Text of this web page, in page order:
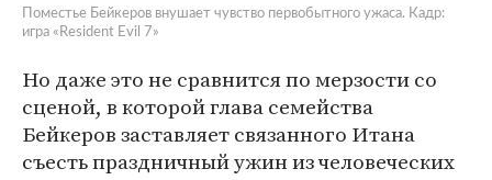
Поместье Бейкеров внушает чувство первобытного ужаса. Кадр:
игра «Resident Evil 7»
Но даже это не сравнится по мерзости со
сценой, в которой глава семейства
Бейкеров заставляет связанного Итана
съесть праздничный ужин из человеческих